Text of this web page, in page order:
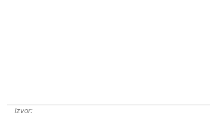
Izvor: